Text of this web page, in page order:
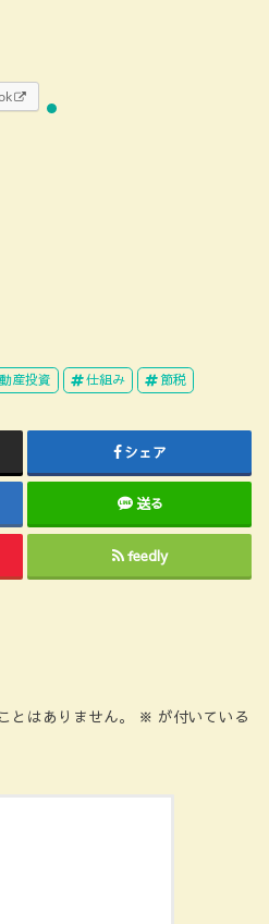
産投資 仕組み 節税
シェア
送る
feedly
とはありません。 ※ が付いている